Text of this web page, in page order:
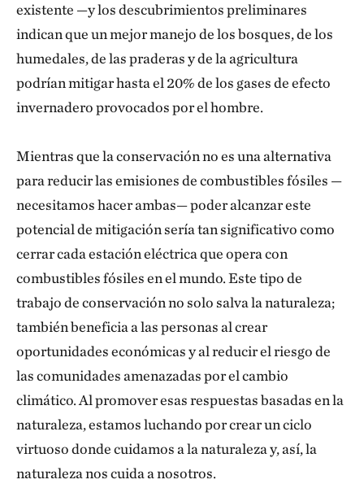
existente —y los descubrimientos preliminares
indican que un mejor manejo de los bosques, de los
humedales, de las praderas y de la agricultura
podrían mitigar hasta el 20% de los gases de efecto
invernadero provocados por el hombre.
Mientras que la conservación no es una alternativa
para reducir las emisiones de combustibles fósiles —
necesitamos hacer ambas— poder alcanzar este
potencial de mitigación sería tan significativo como
cerrar cada estación eléctrica que opera con
combustibles fósiles en el mundo. Este tipo de
trabajo de conservación no solo salva la naturaleza;
también beneficia a las personas al crear
oportunidades económicas y al reducir el riesgo de
las comunidades amenazadas por el cambio
climático. Al promover esas respuestas basadas en la
naturaleza, estamos luchando por crear un ciclo
virtuoso donde cuidamos a la naturaleza y, así, la
naturaleza nos cuida a nosotros.